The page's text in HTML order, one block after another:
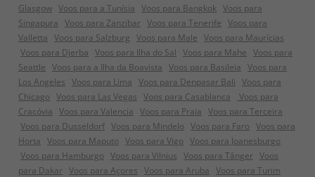
Glasgow Voos para a Tunísia Voos para Bangkok Voos para
Singapura Voos para Zanzibar Voos para Tenerife Voos para
Valletta Voos para Salzburg Voos para Male Voos para Maurícias
Voos para Djerba Voos para Ilha do Sal Voos para Mahe Voos para
Seattle Voos para a Ilha da Boavista Voos para Basileia Voos para
Los Angeles Voos para Lima Voos para Denpasar Bali Voos para
Chicago Voos para Las Vegas Voos para Casablanca
Voos para
Cracóvia Voos para Valencia Voos para Praia Voos para Terceira
Voos para Dusseldorf Voos para Mindelo Voos para Faro Voos para
Horta Voos para Maputo Voos para Vigo Voos para Joanesburgo
Voos para Hamburgo Voos para Vilnius Voos para Tânger Voos
para Dakar Voos para Açores Voos para Aruba Voos para Turim